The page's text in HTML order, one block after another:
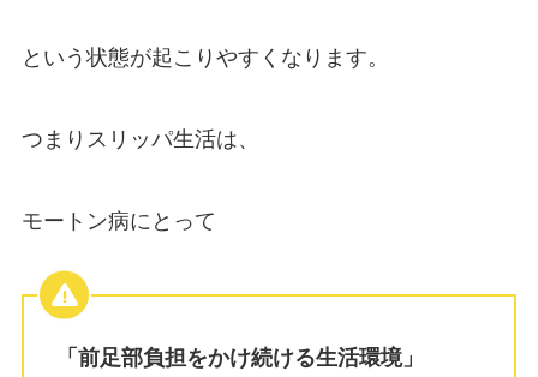
という状態が起こりやすくなります。
つまりスリッパ生活は、
モートン病にとって
「前足部負担をかけ続ける生活環境」